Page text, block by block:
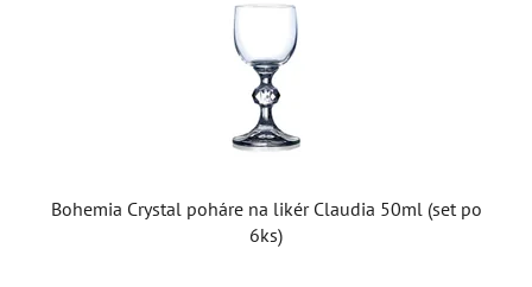
Bohemia Crystal poháre na likér Claudia 50ml (set po
6ks)